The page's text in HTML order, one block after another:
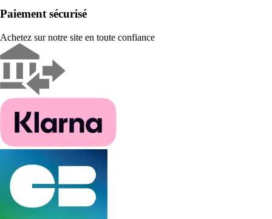
Paiement sécurisé
Achetez sur notre site en toute confiance